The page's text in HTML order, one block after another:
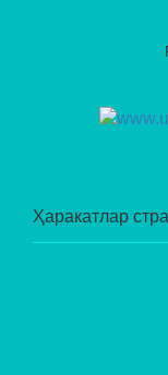
Ҳаракатлар